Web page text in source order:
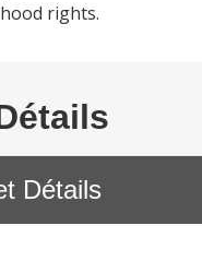
rights.
Détails